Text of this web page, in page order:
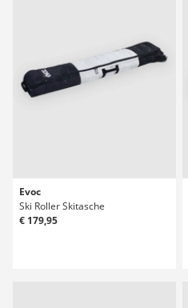
Evoc
Ski Roller Skitasche
€ 179,95